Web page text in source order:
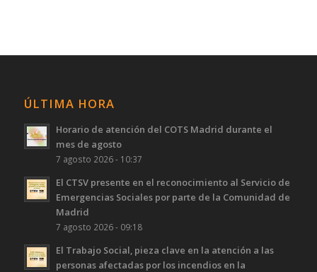
ÚLTIMA HORA
Horario de atención del COTS Madrid durante el
mes de agosto
7 agosto 2026 - 10:37
El CTSV presente en el reconocimiento al Servicio de
Emergencias Sociales por parte de la Comunidad de
Madrid
7 agosto 2026 - 09:18
El Trabajo Social, pieza clave en la atención a las
personas afectadas por los incendios en la